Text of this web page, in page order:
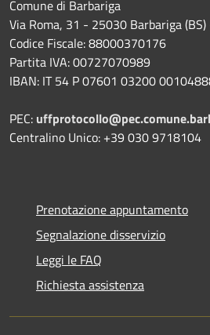
Comune di Barbariga
Via Roma, 31 - 25030 Barbariga
Codice Fiscale: 88000370176
Partita IVA: 00727070989
IBAN: IT 54 P 07601 03200
PEC:
Centralino Unico: +39 030 9718104
Prenotazione appuntamento
Segnalazione disservizio
Leggi le FAQ
Richiesta assistenza